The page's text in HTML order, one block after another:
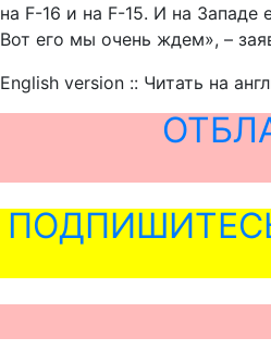
на F-16 и на F-15. И на
Вот его мы очень ждем», –
English version :: Читать на